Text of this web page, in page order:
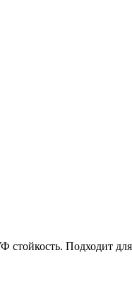
Подходит для